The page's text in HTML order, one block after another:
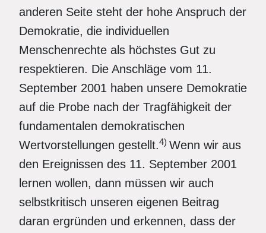
anderen Seite steht der hohe Anspruch der
Demokratie, die individuellen
Menschenrechte als höchstes Gut zu
respektieren. Die Anschläge vom 11.
September 2001 haben unsere Demokratie
auf die Probe nach der Tragfähigkeit der
fundamentalen demokratischen
Wertvorstellungen gestellt.4) Wenn wir aus
den Ereignissen des 11. September 2001
lernen wollen, dann müssen wir auch
selbstkritisch unseren eigenen Beitrag
daran ergründen und erkennen, dass der